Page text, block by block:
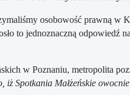
osobowość prawną
to jednoznaczną odpowiedź
w Poznaniu, metropolita
Spotkania Małżeńskie